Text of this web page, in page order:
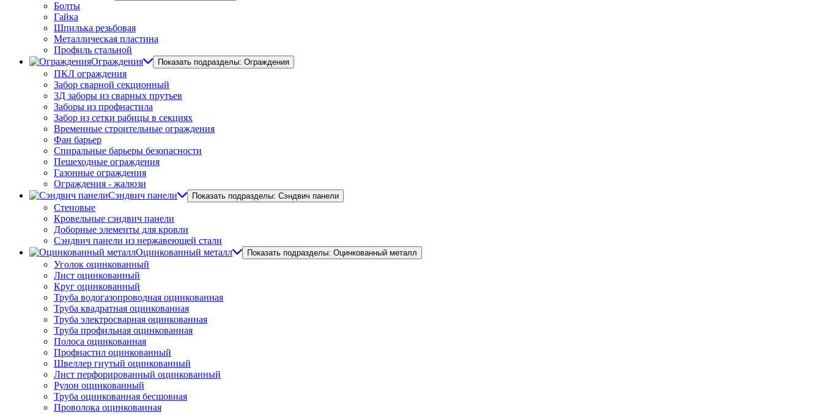
Болты
Гайка
Шпилька резьбовая
Металлическая пластина
Профиль стальной
Ограждения
Показать подразделы: Ограждения
ПКЛ ограждения
Забор сварной секционный
3Д заборы из сварных прутьев
Заборы из профнастила
Забор из сетки рабицы в секциях
Временные строительные ограждения
Фан барьер
Спиральные барьеры безопасности
Пешеходные ограждения
Газонные ограждения
Ограждения - жалюзи
Сэндвич панели
Показать подразделы: Сэндвич панели
Стеновые
Кровельные сэндвич панели
Доборные элементы для кровли
Сэндвич панели из нержавеющей стали
Оцинкованный металл
Показать подразделы: Оцинкованный металл
Уголок оцинкованный
Лист оцинкованный
Круг оцинкованный
Труба водогазопроводная оцинкованная
Труба квадратная оцинкованная
Труба электросварная оцинкованная
Труба профильная оцинкованная
Полоса оцинкованная
Профнастил оцинкованный
Швеллер гнутый оцинкованный
Лист перфорированный оцинкованный
Рулон оцинкованный
Труба оцинкованная бесшовная
Проволока оцинкованная